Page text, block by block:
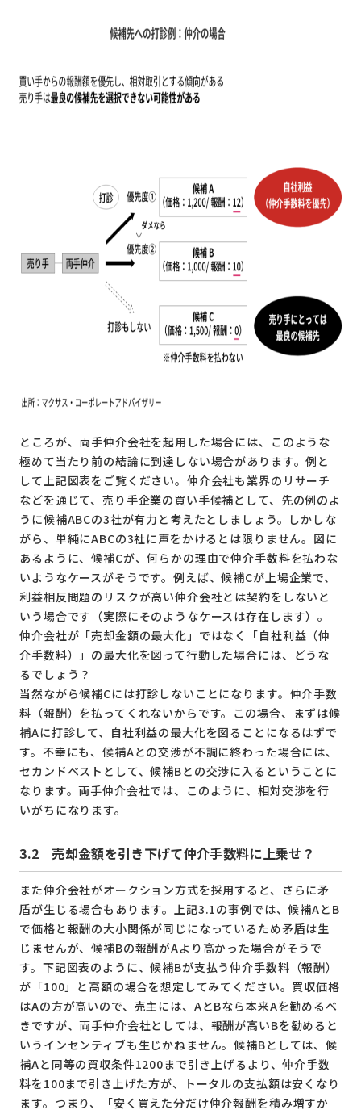
ところが、両手仲介会社を起用した場合には、このような
極めて当たり前の結論に到達しない場合があります。例と
して上記図表をご覧ください。仲介会社も業界のリサーチ
などを通じて、売り手企業の買い手候補として、先の例のよ
うに候補ABCの3社が有力と考えたとしましょう。しかしな
がら、単純にABCの3社に声をかけるとは限りません。図に
あるように、候補Cが、何らかの理由で仲介手数料を払わな
いようなケースがそうです。例えば、候補Cが上場企業で、
利益相反問題のリスクが高い仲介会社とは契約をしないと
いう場合です（実際にそのようなケースは存在します）。
仲介会社が「売却金額の最大化」ではなく「自社利益（仲
介手数料）」の最大化を図って行動した場合には、どうな
るでしょう？
当然ながら候補Cには打診しないことになります。仲介手数
料（報酬）を払ってくれないからです。この場合、まずは候
補Aに打診して、自社利益の最大化を図ることになるはずで
す。不幸にも、候補Aとの交渉が不調に終わった場合には、
セカンドベストとして、候補Bとの交渉に入るということに
なります。両手仲介会社では、このように、相対交渉を行
いがちになります。
3.2 売却金額を引き下げて仲介手数料に上乗せ？
また仲介会社がオークション方式を採用すると、さらに矛
盾が生じる場合もあります。上記3.1の事例では、候補AとB
で価格と報酬の大小関係が同じになっているため矛盾は生
じませんが、候補Bの報酬がAより高かった場合がそうで
す。下記図表のように、候補Bが支払う仲介手数料（報酬）
が「100」と高額の場合を想定してみてください。買収価格
はAの方が高いので、売主には、AとBなら本来Aを勧めるべ
きですが、両手仲介会社としては、報酬が高いBを勧めると
いうインセンティブも生じかねません。候補Bとしては、候
補Aと同等の買収条件1200まで引き上げるより、仲介手数
料を100まで引き上げた方が、トータルの支払額は安くなり
ます。つまり、「安く買えた分だけ仲介報酬を積み増すか